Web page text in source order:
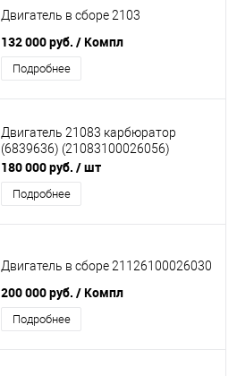
Двигатель в сборе 2103
132 000 руб. / Компл
Подробнее
Двигатель 21083 карбюратор
(6839636) (21083100026056)
180 000 руб. / шт
Подробнее
Двигатель в сборе 21126100026030
200 000 руб. / Компл
Подробнее